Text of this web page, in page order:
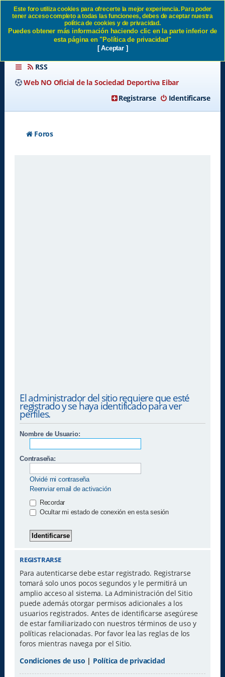
Identificarse SD Eibar
RSS
Web NO Oficial de la Sociedad Deportiva Eibar
Identificarse
Registrarse
Foros
El administrador del sitio requiere que esté
registrado y se haya identificado para ver
perfiles.
Nombre de Usuario:
Contraseña:
Olvidé mi contraseña
Reenviar email de activación
Recordar
Ocultar mi estado de conexión en esta sesión
REGISTRARSE
Para autenticarse debe estar registrado. Registrarse
tomará solo unos pocos segundos y le permitirá un
amplio acceso al sistema. La Administración del Sitio
puede además otorgar permisos adicionales a los
usuarios registrados. Antes de identificarse asegúrese
de estar familiarizado con nuestros términos de uso y
políticas relacionadas. Por favor lea las reglas de los
foros mientras navega por el Sitio.
Condiciones de uso | Política de privacidad
Este foro utiliza cookies para ofrecerte la mejor experiencia. Para poder
tener acceso completo a todas las funcionees, debes de aceptar nuestra
política de cookies y de privacidad.
Puedes obtener más información haciendo clic en la parte inferior de
esta página en "Política de privacidad"
[ Aceptar ]